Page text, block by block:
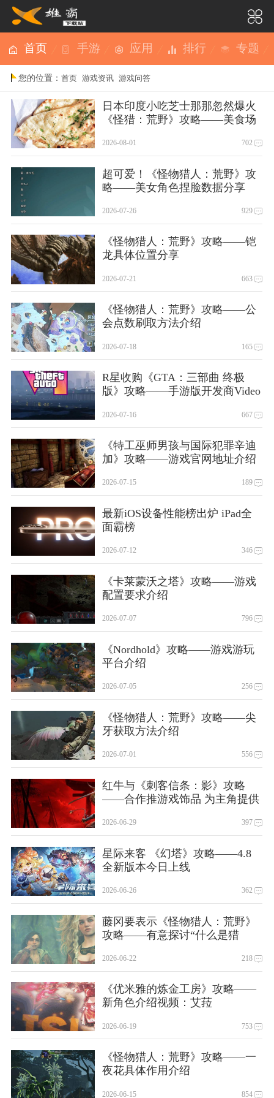
首页 手游 应用 排行 专题
您的位置：首页 游戏资讯 游戏问答
日本印度小吃芝士那那忽然爆火
《怪猎：荒野》攻略——美食场
2026-08-01 702
超可爱！《怪物猎人：荒野》攻
略——美女角色捏脸数据分享
2026-07-26 929
《怪物猎人：荒野》攻略——铠
龙具体位置分享
2026-07-21 663
《怪物猎人：荒野》攻略——公
会点数刷取方法介绍
2026-07-18 165
R星收购《GTA：三部曲 终极
版》攻略——手游版开发商Video
2026-07-16 667
《特工巫师男孩与国际犯罪辛迪
加》攻略——游戏官网地址介绍
2026-07-15 189
最新iOS设备性能榜出炉 iPad全
面霸榜
2026-07-12 346
《卡莱蒙沃之塔》攻略——游戏
配置要求介绍
2026-07-07 796
《Nordhold》攻略——游戏游玩
平台介绍
2026-07-05 256
《怪物猎人：荒野》攻略——尖
牙获取方法介绍
2026-07-01 556
红牛与《刺客信条：影》攻略
——合作推游戏饰品 为主角提供
2026-06-29 397
星际来客 《幻塔》攻略——4.8
全新版本今日上线
2026-06-26 362
藤冈要表示《怪物猎人：荒野》
攻略——有意探讨“什么是猎
2026-06-22 218
《优米雅的炼金工房》攻略——
新角色介绍视频：艾菈
2026-06-19 753
《怪物猎人：荒野》攻略——一
夜花具体作用介绍
2026-06-15 854